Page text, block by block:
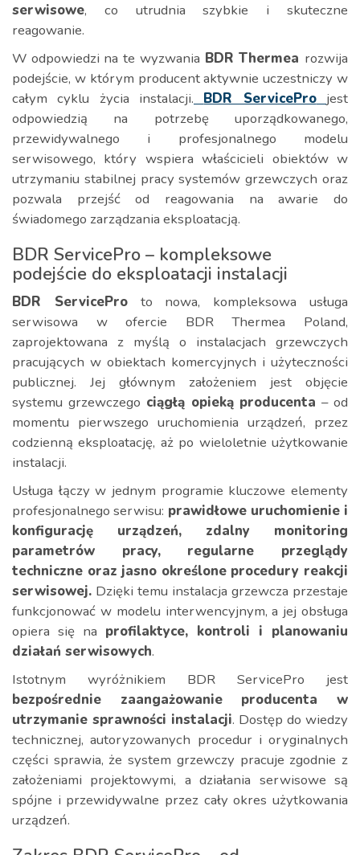
serwisowe, co utrudnia szybkie i skuteczne
reagowanie.
W odpowiedzi na te wyzwania BDR Thermea rozwija
podejście, w którym producent aktywnie uczestniczy w
całym cyklu życia instalacji.
BDR ServicePro jest
odpowiedzią na potrzebę uporządkowanego,
przewidywalnego i profesjonalnego modelu
serwisowego, który wspiera właścicieli obiektów w
utrzymaniu stabilnej pracy systemów grzewczych oraz
pozwala przejść od reagowania na awarie do
świadomego zarządzania eksploatacją.
BDR ServicePro – kompleksowe
podejście do eksploatacji instalacji
BDR ServiceProto nowa, kompleksowa usługa
serwisowa w ofercie BDR Thermea Poland,
zaprojektowana z myślą o instalacjach grzewczych
pracujących w obiektach komercyjnych i użyteczności
publicznej. Jej głównym założeniem jest objęcie
systemu grzewczego ciągłą opieką producenta – od
momentu pierwszego uruchomienia urządzeń, przez
codzienną eksploatację, aż po wieloletnie użytkowanie
instalacji.
Usługa łączy w jednym programie kluczowe elementy
profesjonalnego serwisu: prawidłowe uruchomienie i
konfigurację urządzeń, zdalny monitoring
parametrów pracy, regularne przeglądy
techniczne oraz jasno określone procedury reakcji
serwisowej. Dzięki temu instalacja grzewcza przestaje
funkcjonować w modelu interwencyjnym, a jej obsługa
opiera się na profilaktyce, kontroli i planowaniu
działań serwisowych.
Istotnym wyróżnikiem BDR ServicePro jest
bezpośrednie zaangażowanie producenta w
utrzymanie sprawności instalacji. Dostęp do wiedzy
technicznej, autoryzowanych procedur i oryginalnych
części sprawia, że system grzewczy pracuje zgodnie z
założeniami projektowymi, a działania serwisowe są
spójne i przewidywalne przez cały okres użytkowania
urządzeń.